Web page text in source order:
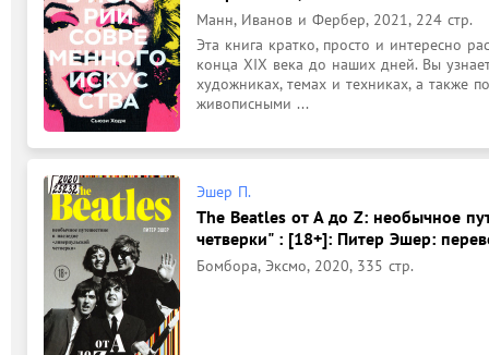
Манн, Иванов и Фербер, 2021, 224 стр.
Эта книга кратко, просто и интересно
конца XIX века до наших дней. Вы
художниках, темах и техниках, а также
живописными ...
Эшер П.
The Beatles от A до Z: необычное
четверки" : [18+]: Питер Эшер:
Бомбора, Эксмо, 2020, 335 стр.